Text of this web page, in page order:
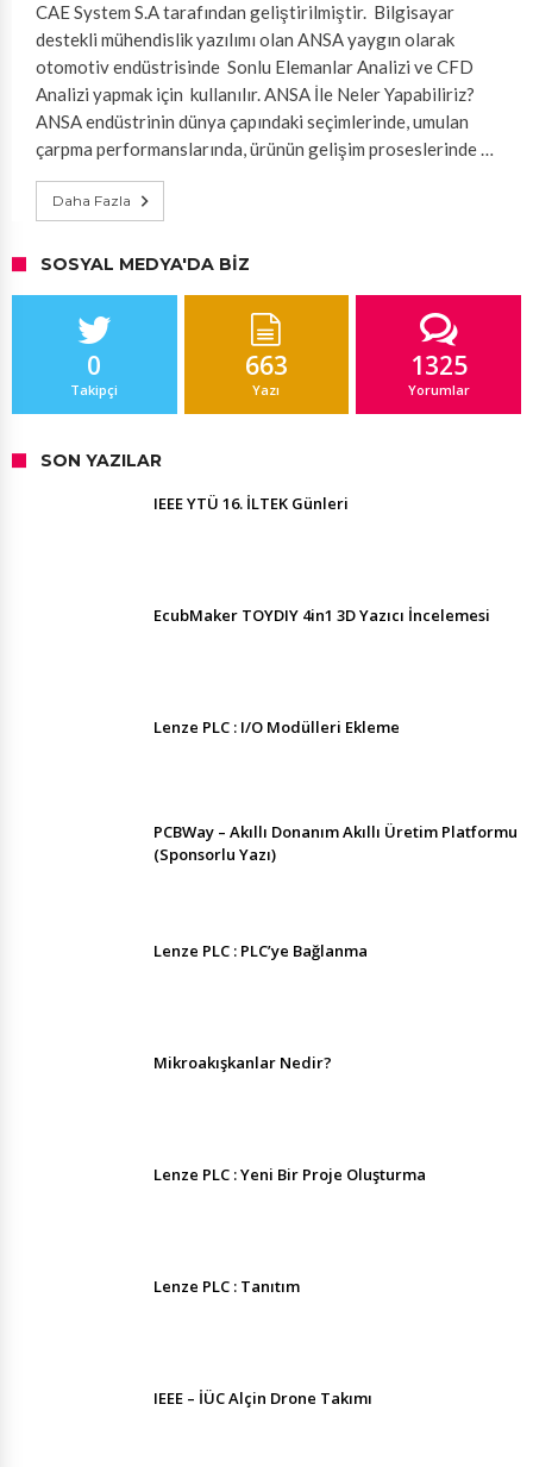
CAE System S.A tarafından geliştirilmiştir. Bilgisayar
destekli mühendislik yazılımı olan ANSA yaygın olarak
otomotiv endüstrisinde Sonlu Elemanlar Analizi ve CFD
Analizi yapmak için kullanılır. ANSA İle Neler Yapabiliriz?
ANSA endüstrinin dünya çapındaki seçimlerinde, umulan
çarpma performanslarında, ürünün gelişim proseslerinde …
Daha Fazla
SOSYAL MEDYA'DA BIZ
0
Takipçi
663
Yazı
1325
Yorumlar
SON YAZILAR
IEEE YTÜ 16. İLTEK Günleri
EcubMaker TOYDIY 4in1 3D Yazıcı İncelemesi
Lenze PLC : I/O Modülleri Ekleme
PCBWay – Akıllı Donanım Akıllı Üretim Platformu
(Sponsorlu Yazı)
Lenze PLC : PLC’ye Bağlanma
Mikroakışkanlar Nedir?
Lenze PLC : Yeni Bir Proje Oluşturma
Lenze PLC : Tanıtım
IEEE – İÜC Alçin Drone Takımı